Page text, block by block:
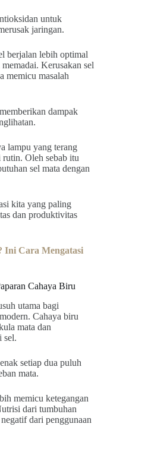
untuk
jaringan.
berjalan lebih optimal
Kerusakan sel
memicu masalah
dampak
lampu yang terang
Oleh sebab itu
sel mata dengan
kita yang paling
dan produktivitas
Ini Cara Mengatasi
Cahaya Biru
utama bagi
Cahaya biru
mata dan
sel.
setiap dua puluh
mata.
memicu ketegangan
dari tumbuhan
dari penggunaan